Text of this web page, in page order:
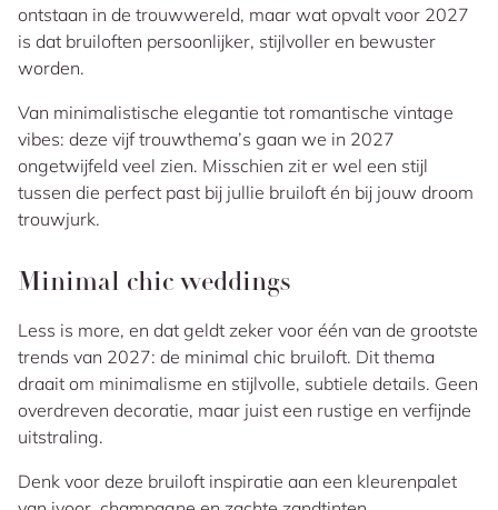
ontstaan in de trouwwereld, maar wat opvalt voor 2027
is dat bruiloften persoonlijker, stijlvoller en bewuster
worden.
Van minimalistische elegantie tot romantische vintage
vibes: deze vijf trouwthema’s gaan we in 2027
ongetwijfeld veel zien. Misschien zit er wel een stijl
tussen die perfect past bij jullie bruiloft én bij jouw droom
trouwjurk.
Minimal chic weddings
Less is more, en dat geldt zeker voor één van de grootste
trends van 2027: de minimal chic bruiloft. Dit thema
draait om minimalisme en stijlvolle, subtiele details. Geen
overdreven decoratie, maar juist een rustige en verfijnde
uitstraling.
Denk voor deze bruiloft inspiratie aan een kleurenpalet